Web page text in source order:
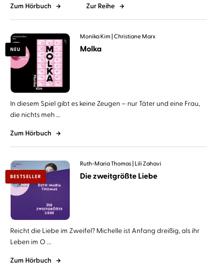
Zum Hörbuch Zur Reihe
NEU
Monika Kim Christiane Marx
Molka
In diesem Spiel gibt es keine Zeugen – nur Täter und eine Frau,
die nichts meh ...
Zum Hörbuch
BESTSELLER
Ruth-Maria Thomas Lili Zahavi
Die zweitgrößte Liebe
Reicht die Liebe im Zweifel? Michelle ist Anfang dreißig, als ihr
Leben im O ...
Zum Hörbuch